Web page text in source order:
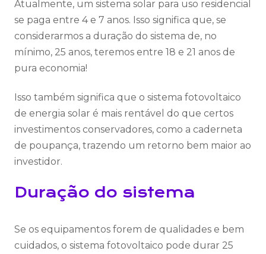
Atualmente, um sistema solar para uso residencial
se paga entre 4 e 7 anos. Isso significa que, se
considerarmos a duração do sistema de, no
mínimo, 25 anos, teremos entre 18 e 21 anos de
pura economia!
Isso também significa que o sistema fotovoltaico
de energia solar é mais rentável do que certos
investimentos conservadores, como a caderneta
de poupança, trazendo um retorno bem maior ao
investidor.
Duração do sistema
Se os equipamentos forem de qualidades e bem
cuidados, o sistema fotovoltaico pode durar 25